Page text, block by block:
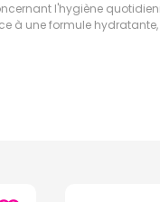
l'hygiène
à une formule